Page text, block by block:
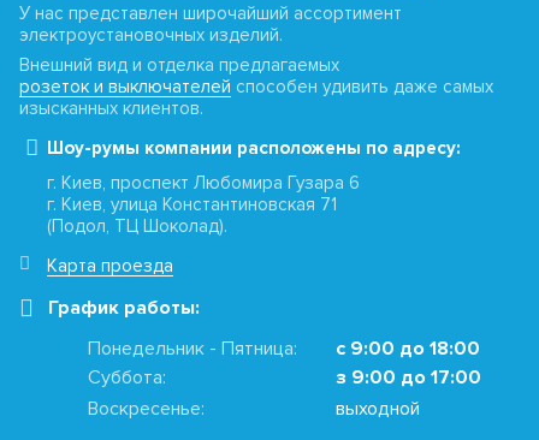
У нас представлен широчайший ассортимент
электроустановочных изделий.
Внешний вид и отделка предлагаемых
розеток и выключателей способен удивить даже самых
изысканных клиентов.
Шоу-румы компании расположены по адресу:
г. Киев, проспект Любомира Гузара 6
г. Киев, улица Константиновская 71
(Подол, ТЦ Шоколад).
Карта проезда
График работы:
Понедельник - Пятница:
с 9:00 до 18:00
Суббота:
з 9:00 до 17:00
Воскресенье:
выходной